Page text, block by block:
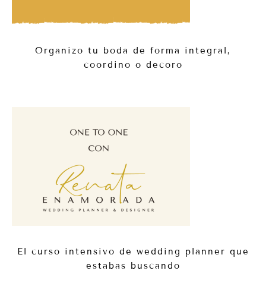
Organizo tu boda de forma integral,
coordino o decoro
El curso intensivo de wedding planner que
estabas buscando